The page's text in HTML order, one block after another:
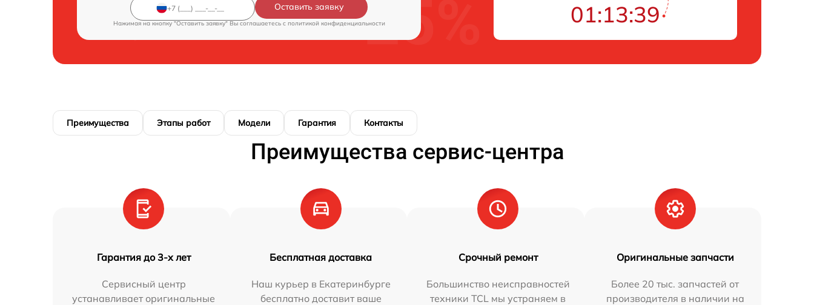
Оставить заявку
Нажимая на кнопку "Оставить заявку" Вы соглашаетесь c политикой конфиденциальности 01:13:38
Преимущества Этапы работ Модели Гарантия Контакты
Преимущества сервис-центра
Гарантия до 3-х лет
Сервисный центр
устанавливает оригинальные
Бесплатная доставка
Наш курьер в Екатеринбурге
бесплатно доставит ваше
Срочный ремонт
Большинство неисправностей
техники TCL мы устраняем в
Оригинальные запчасти
Более 20 тыс. запчастей от
производителя в наличии на